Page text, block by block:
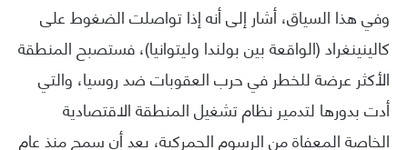
وفي هذا السياق، أشار إلى أنه إذا تواصلت الضغوط على
كالينينغراد (الواقعة بين بولندا وليتوانيا)، فستصبح المنطقة
الأكثر عرضة للخطر في حرب العقوبات ضد روسيا، والتي
أدت بدورها لتدمير نظام تشغيل المنطقة الاقتصادية
الخاصة المعفاة من الرسوم الجمركية، بعد أن سمح منذ عام